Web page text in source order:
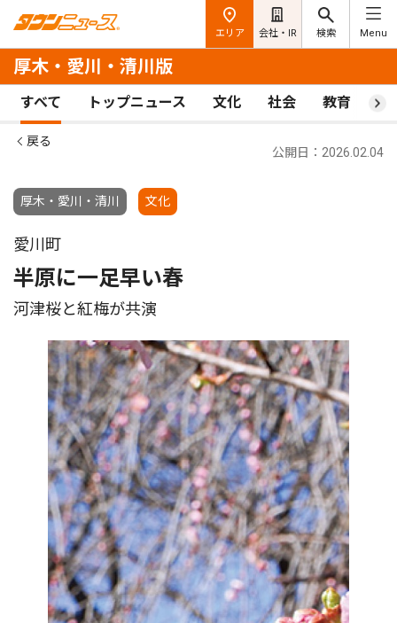
エリア 会社・IR 検索 Menu
厚木・愛川・清川版
すべて トップニュース 文化 社会 教育 ス
戻る
厚木・愛川・清川 文化
公開日：2026.02.04
愛川町
半原に一足早い春
河津桜と紅梅が共演